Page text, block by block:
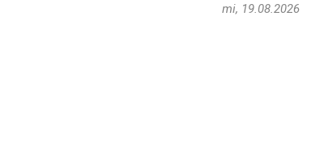
mi, 19.08.2026